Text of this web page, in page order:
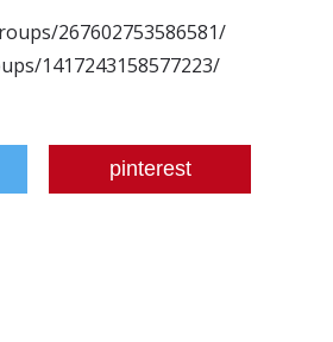
267602753586581/
1417243158577223/
pinterest